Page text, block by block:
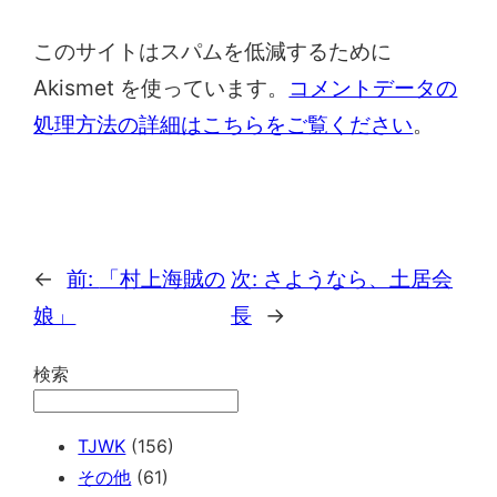
このサイトはスパムを低減するために
Akismet を使っています。
コメントデータの
処理方法の詳細はこちらをご覧ください。
← 前:
「村上海賊の
娘」
次: さようなら、土居会
長 →
検索
TJWK (156)
その他 (61)